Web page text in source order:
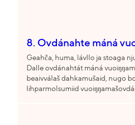
8. Ovdánahte máná
Geahča, huma, lávllo ja stoaga
Dalle ovdánahtát máná
beaivválaš dahkamušaid, nugo
lihparmolsumiid